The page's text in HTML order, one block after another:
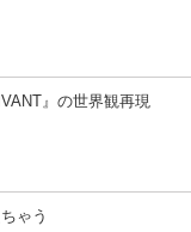
』の世界観再現
ゃう